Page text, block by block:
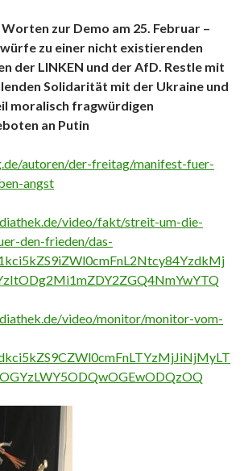
zur Demo am 25. Februar –
zu einer nicht existierenden
der LINKEN und der AfD. Restle mit
Solidarität mit der Ukraine und
moralisch fragwürdigen
an Putin
autoren/der-freitag/manifest-fuer-
angst
video/fakt/streit-um-die-
den-frieden/das-
video/monitor/monitor-vom-